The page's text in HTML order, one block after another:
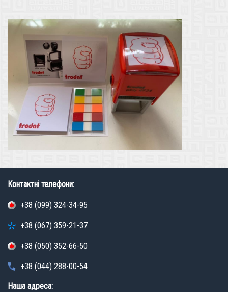
Контактні телефони:
+38 (099) 324-34-95
+38 (067) 359-21-37
+38 (050) 352-66-50
+38 (044) 288-00-54
Наша адреса: